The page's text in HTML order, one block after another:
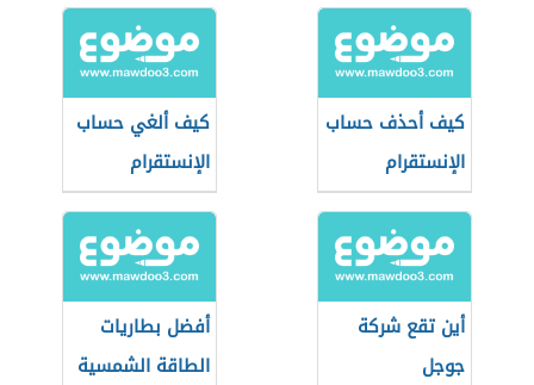
كيف أحذف حساب
الإنستقرام
كيف ألغي حساب
الإنستقرام
أين تقع شركة
جوجل
أفضل بطاريات
الطاقة الشمسية